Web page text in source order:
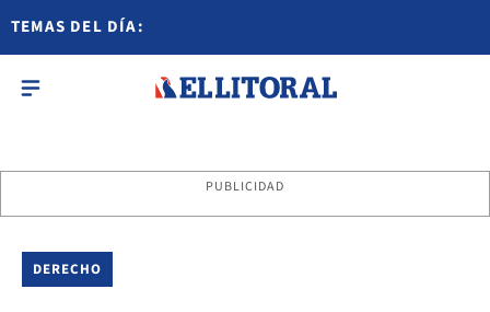
TEMAS DEL DÍA:
PUBLICIDAD
DERECHO